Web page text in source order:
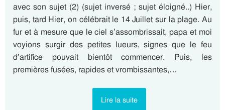
avec son sujet (2) (sujet inversé ; sujet éloigné..) Hier,
puis, tard Hier, on célébrait le 14 Juillet sur la plage. Au
fur et à mesure que le ciel s’assombrissait, papa et moi
voyions surgir des petites lueurs, signes que le feu
d’artifice pouvait bientôt commencer. Puis, les
premières fusées, rapides et vrombissantes,…
Lire la suite